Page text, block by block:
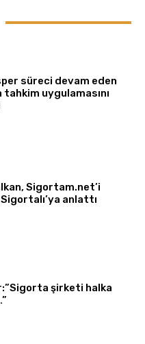
süreci devam eden
uygulamasını
Sigortam.net’i
anlattı
şirketi halka